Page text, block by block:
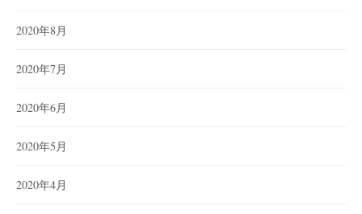
2020年8月
2020年7月
2020年6月
2020年5月
2020年4月